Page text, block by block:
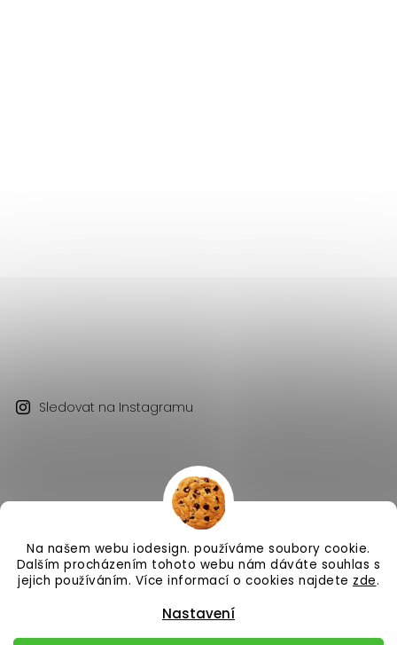
Na našem webu iodesign. používáme soubory cookie.
Dalším procházením tohoto webu nám dáváte souhlas s
jejich používáním. Více informací o cookies najdete zde.
Nastavení
Sledovat na Instagramu
Copyright 2026 iodesign. . Všechna práva vyhrazena.
Vytvořil Shoptet| DesignShoptak.cz